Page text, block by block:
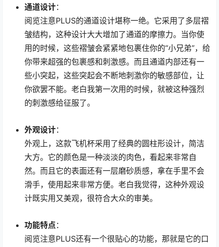
通道设计：
阅览注意PLUS的通道设计堪称一绝。它采用了多层褶
皱结构，这种设计大大增加了通道的摩擦力。当你使
用的时候，这些褶皱会紧紧地包裹住你的“小兄弟”，给
你带来超强的包裹感和刺激感。而且通道内部还有一
些小突起，这些突起会不断地刺激你的敏感部位，让
你欲罢不能。老白我第一次用的时候，就被这种强烈
的刺激感给征服了。
外观设计：
外观上，这款飞机杯采用了经典的圆柱形设计，简洁
大方。它的颜色是一种淡淡的肉色，看起来非常自
然。而且它的表面还有一层磨砂质感，拿在手里不会
滑手，使用起来非常方便。老白我觉得，这种外观设
计既实用又美观，很符合大众的审美。
功能特点 ：
阅览注意PLUS还有一个很贴心的功能，那就是它的口